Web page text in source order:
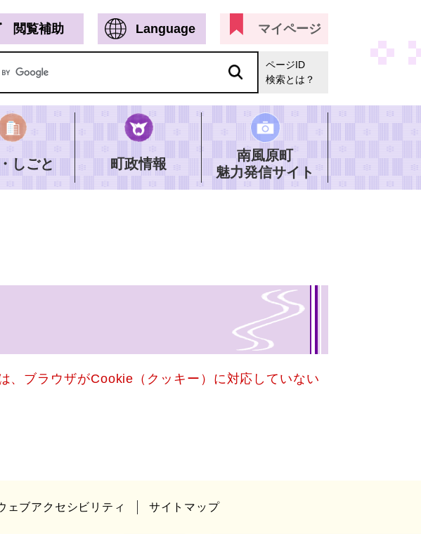
閲覧補助 Language マイページ
ページID
検索とは？
しごと 町政情報
南風原町
魅力発信サイト
、ブラウザがCookie（クッキー）に対応していない
ェブアクセシビリティ サイトマップ